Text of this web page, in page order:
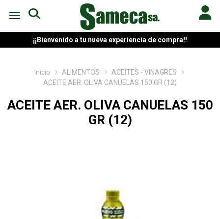
¡¡Bienvenido a tu nueva experiencia de compra!!
Inicio ALIMENTOS
ACEITES - VINAGRES
ACEITE AER. OLIVA CANUELAS 150 GR (12)
ACEITE AER. OLIVA CANUELAS 150
GR (12)